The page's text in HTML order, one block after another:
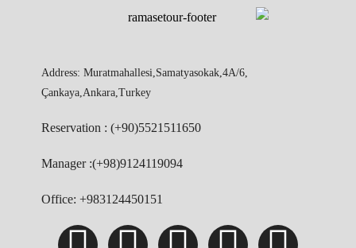
Address: Muratmahallesi,Samatyasokak,4A/6,
Çankaya,Ankara,Turkey
Reservation : (+90)5521511650
Manager :(+98)9124119094
Office: +983124450151